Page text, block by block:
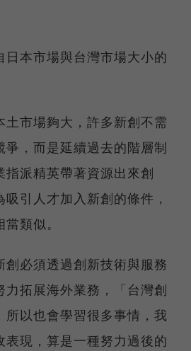
日本市場與台灣市場大小的
土市場夠大，許多新創不需
爭，而是延續過去的階層制
指派精英帶著資源出來創
引人才加入新創的條件，
類似。
創必須透過創新技術與服務
力拓展海外業務，「台灣創
所以也會學習很多事情，我
表現，算是一種努力過後的